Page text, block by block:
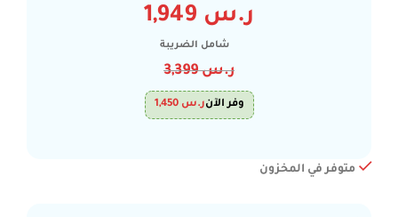
ر.س
شامل الضريبة
ر.س3,399
وفر الآنر.س 1,450
متوفر في المخزون